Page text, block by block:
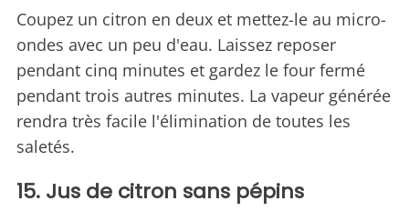
Coupez un citron en deux et mettez-le au micro-
ondes avec un peu d'eau. Laissez reposer
pendant cinq minutes et gardez le four fermé
pendant trois autres minutes. La vapeur générée
rendra très facile l'élimination de toutes les
saletés.
15. Jus de citron sans pépins